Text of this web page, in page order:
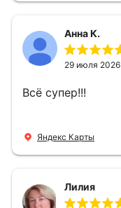
Анна К.
29 июля 2026
Всё супер!!!
Яндекс Карты
Лилия